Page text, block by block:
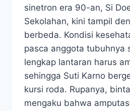
sinetron era 90-an, Si
Sekolahan, kini tampil
berbeda. Kondisi
pasca anggota tubuhnya
lengkap lantaran harus
sehingga Suti Karno
kursi roda. Rupanya,
mengaku bahwa